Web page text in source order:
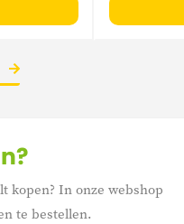
kopen? In onze webshop
te bestellen.